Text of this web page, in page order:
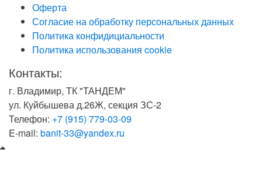
Оферта
Согласие на обработку персональных данных
Политика конфидициальности
Политика использования cookie
Контакты:
г. Владимир, ТК "ТАНДЕМ"
ул. Куйбышева д.26Ж, секция ЗС-2
Телефон: +7 (915) 779-03-09
E-mail: banit-33@yandex.ru